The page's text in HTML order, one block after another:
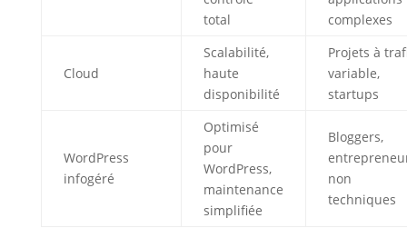
total
complexes
Cloud
Scalabilité,
haute
disponibilité
Projets à
variable,
startups
WordPress
infogéré
Optimisé
pour
WordPress,
maintenance
simplifiée
Bloggers,
non
techniques